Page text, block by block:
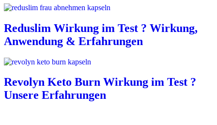
Reduslim Wirkung im Test ? Wirkung,
Anwendung & Erfahrungen
Revolyn Keto Burn Wirkung im Test ?
Unsere Erfahrungen